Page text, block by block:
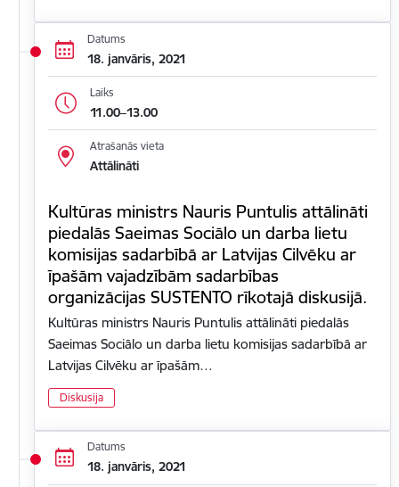
Datums
18. janvāris, 2021
Laiks
11.00–13.00
Atrašanās vieta
Attālināti
Kultūras ministrs Nauris Puntulis attālināti
piedalās Saeimas Sociālo un darba lietu
komisijas sadarbībā ar Latvijas Cilvēku ar
īpašām vajadzībām sadarbības
organizācijas SUSTENTO rīkotajā diskusijā.
Kultūras ministrs Nauris Puntulis attālināti piedalās
Saeimas Sociālo un darba lietu komisijas sadarbībā ar
Latvijas Cilvēku ar īpašām…
Diskusija
Datums
18. janvāris, 2021